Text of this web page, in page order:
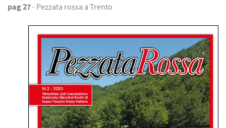
pag 27- Pezzata rossa a Trento